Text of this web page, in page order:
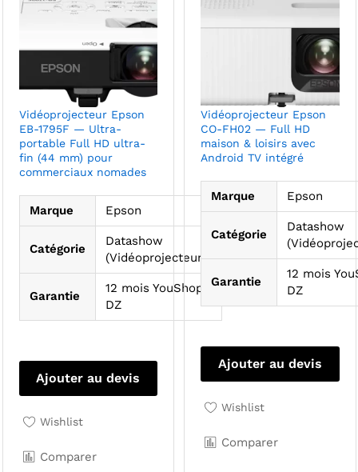
Vidéoprojecteur Epson
EB-1795F — Ultra-
portable Full HD ultra-
fin (44 mm) pour
commerciaux nomades
Marque Epson
Catégorie
Datashow
(Vidéoprojecteurs)
Garantie
12 mois YouShop
DZ
Ajouter au devis
Wishlist
Comparer
Vidéoprojecteur Epson
CO-FH02 — Full HD
maison & loisirs avec
Android TV intégré
Marque Epson
Catégorie
Datashow
Garantie
12 mois
DZ
Ajouter au devis
Wishlist
Comparer